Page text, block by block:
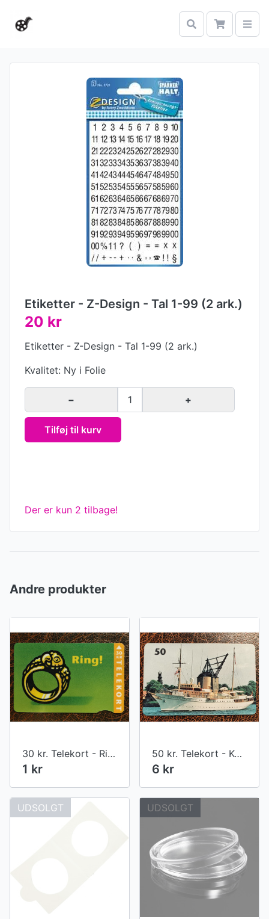
Etiketter - Z-Design - Tal 1-99 (2 ark.)
20 kr
Etiketter - Z-Design - Tal 1-99 (2 ark.)
Kvalitet: Ny i Folie
− 1 +
Tilføj til kurv
Der er kun 2 tilbage!
Andre produkter
30 kr. Telekort - Ring
1 kr
50 kr. Telekort - Kongeskibet
6 kr
UDSOLGT UDSOLGT